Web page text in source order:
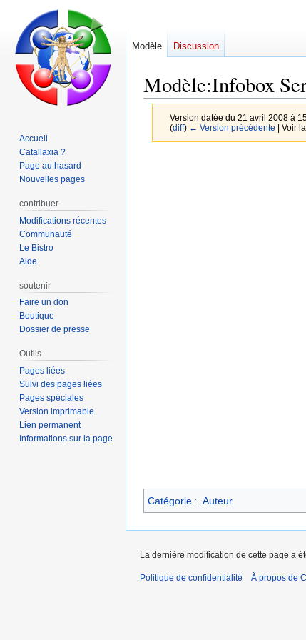
Modèle:Infobox
Version datée du 21 avril 2008 à
(diff) ← Version précédente | Voir
Catégorie : Auteur
Modèle Discussion
Accueil
Catallaxia ?
Page au hasard
Nouvelles pages
contribuer
Modifications récentes
Communauté
Le Bistro
Aide
soutenir
Faire un don
Boutique
Dossier de presse
Outils
Pages liées
Suivi des pages liées
Pages spéciales
Version imprimable
Lien permanent
Informations sur la page
La dernière modification de cette page a
Politique de confidentialité À propos de